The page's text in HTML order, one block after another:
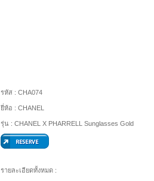
รหัส : CHA074
ยี่ห้อ : CHANEL
รุ่น : CHANEL X PHARRELL Sunglasses Gold
รายละเอียดทั้งหมด :